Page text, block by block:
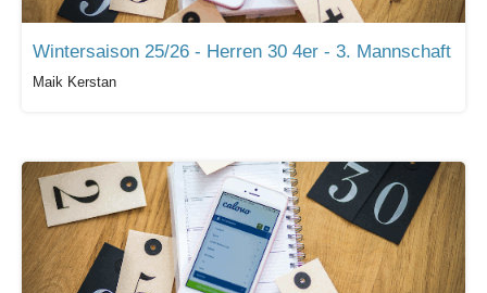
Wintersaison 25/26 - Herren 30 4er - 3. Mannschaft
Maik Kerstan